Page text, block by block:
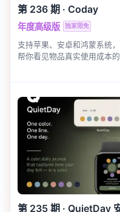
第 236 期 · Coday
年度高级版 独家限免
支持苹果、安卓和鸿蒙系统
帮你看见物品真实使用成本
第 235 期 · QuietDay